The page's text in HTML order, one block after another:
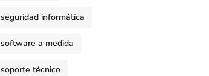
seguridad informática
software a medida
soporte técnico